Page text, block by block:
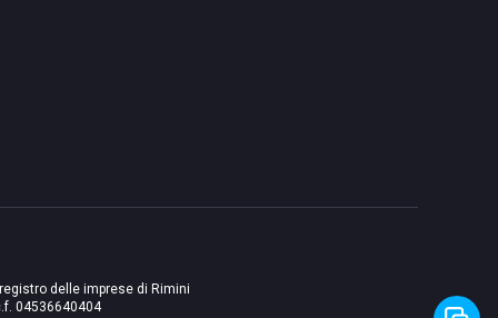
delle imprese di Rimini
04536640404